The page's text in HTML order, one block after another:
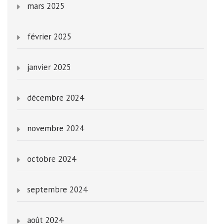
mars 2025
février 2025
janvier 2025
décembre 2024
novembre 2024
octobre 2024
septembre 2024
août 2024